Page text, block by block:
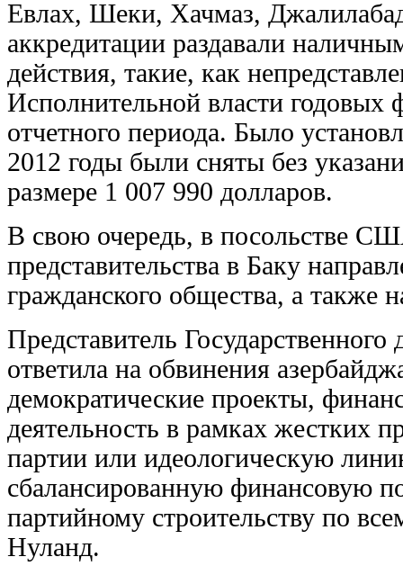
Евлах, Шеки, Хачмаз,
аккредитации раздавали
действия, такие, как
Исполнительной власти годовых
отчетного периода. Было
2012 годы были сняты без
размере 1 007 990 долларов.
В свою очередь, в посольстве
представительства в Баку
гражданского общества, а также
Представитель
ответила на обвинения
демократические проекты,
деятельность в рамках жестких
партии или идеологическую
сбалансированную финансовую
партийному строительству по
Нуланд.